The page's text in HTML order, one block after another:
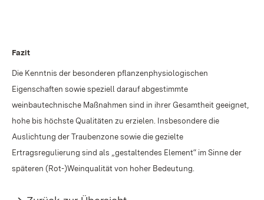
Fazit
Die Kenntnis der besonderen pflanzenphysiologischen
Eigenschaften sowie speziell darauf abgestimmte
weinbautechnische Maßnahmen sind in ihrer Gesamtheit geeignet,
hohe bis höchste Qualitäten zu erzielen. Insbesondere die
Auslichtung der Traubenzone sowie die gezielte
Ertragsregulierung sind als „gestaltendes Element“ im Sinne der
späteren (Rot-)Weinqualität von hoher Bedeutung.